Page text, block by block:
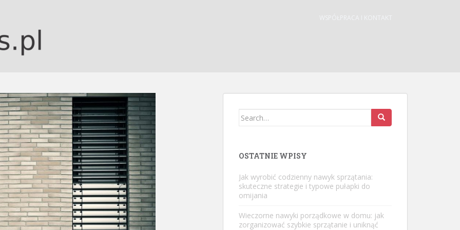
WSPÓŁPRACA I KONTAKT
Search
OSTATNIE WPISY
Jak wyrobić codzienny nawyk sprzątania:
skuteczne strategie i typowe pułapki do
omijania
Wieczorne nawyki porządkowe w domu: jak
zorganizować szybkie sprzątanie i uniknąć